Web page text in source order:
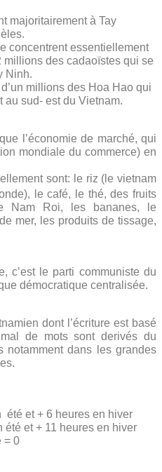
majoritairement à Tay
concentrent essentiellement
des cadaoïstes qui se
Ninh.
millions des Hoa Hao qui
au sud- est du Vietnam.
l’économie de marché, qui
mondiale du commerce) en
sont: le riz (le vietnam
le café, le thé, des fruits
Nam Roi, les bananes, le
mer, les produits de tissage,
c’est le parti communiste du
démocratique centralisée.
dont l’écriture est basé
de mots sont derivés du
notamment dans les grandes
et + 6 heures en hiver
et + 11 heures en hiver
= 0